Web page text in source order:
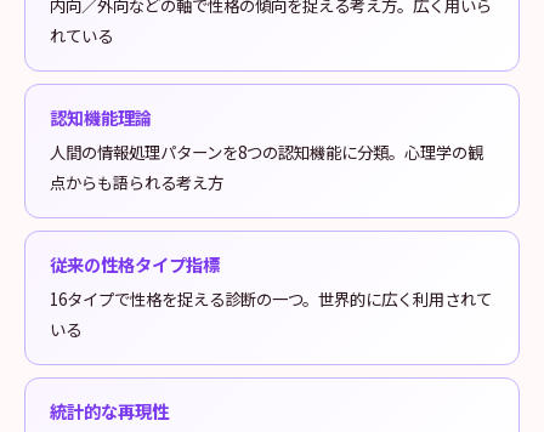
内向／外向などの軸で性格の傾向を捉える考え方。広く用いら
れている
認知機能理論
人間の情報処理パターンを8つの認知機能に分類。心理学の観
点からも語られる考え方
従来の性格タイプ指標
16タイプで性格を捉える診断の一つ。世界的に広く利用されて
いる
統計的な再現性